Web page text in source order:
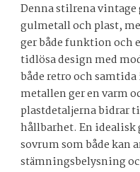
Denna stilrena
gulmetall och plast,
ger både funktion och
tidlösa design med
både retro och
metallen ger en varm
plastdetaljerna bidrar
hållbarhet. En idealisk
sovrum som både kan
stämningsbelysning